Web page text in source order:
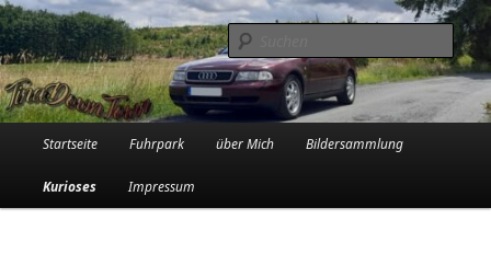
Zum
primären
Inhalt
springenTinadowntown
Die Audi-Schrauberin und ihre Erlebnisse in der Garage
Startseite Fuhrpark über Mich Bildersammlung
Kurioses Impressum